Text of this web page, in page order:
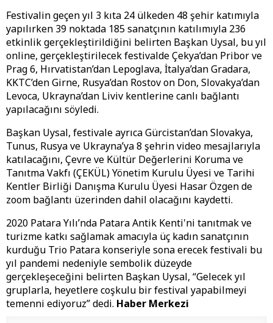
Festivalin geçen yıl 3 kıta 24 ülkeden 48 şehir katımıyla
yapılırken 39 noktada 185 sanatçının katılımıyla 236
etkinlik gerçekleştirildiğini belirten Başkan Uysal, bu yıl
online, gerçekleştirilecek festivalde Çekya’dan Pribor ve
Prag 6, Hırvatistan’dan Lepoglava, İtalya’dan Gradara,
KKTC’den Girne, Rusya’dan Rostov on Don, Slovakya’dan
Levoca, Ukrayna’dan Liviv kentlerine canlı bağlantı
yapılacağını söyledi.
Başkan Uysal, festivale ayrıca Gürcistan’dan Slovakya,
Tunus, Rusya ve Ukrayna’ya 8 şehrin video mesajlarıyla
katılacağını, Çevre ve Kültür Değerlerini Koruma ve
Tanıtma Vakfı (ÇEKÜL) Yönetim Kurulu Üyesi ve Tarihi
Kentler Birliği Danışma Kurulu Üyesi Hasar Özgen de
zoom bağlantı üzerinden dahil olacağını kaydetti.
2020 Patara Yılı’nda Patara Antik Kenti'ni tanıtmak ve
turizme katkı sağlamak amacıyla üç kadın sanatçının
kurduğu Trio Patara konseriyle sona erecek festivali bu
yıl pandemi nedeniyle sembolik düzeyde
gerçekleşeceğini belirten Başkan Uysal, “Gelecek yıl
gruplarla, heyetlere coşkulu bir festival yapabilmeyi
temenni ediyoruz” dedi. Haber Merkezi